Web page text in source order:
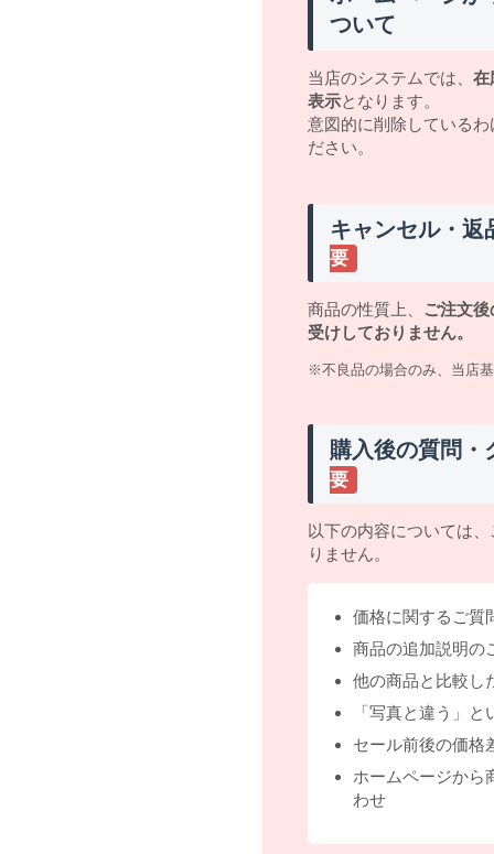
ついて
当店のシステムでは、 在
表示となります。
意図的に削除している
ださい。
キャンセル・返
要
商品の性質上、 ご注文
受けしておりません。
※不良品の場合のみ、当店
購入後の質問・
要
以下の内容については
りません。
価格に関するご質
商品の追加説明の
他の商品と比較し
「写真と違う」
セール前後の価格
ホームページから
わせ